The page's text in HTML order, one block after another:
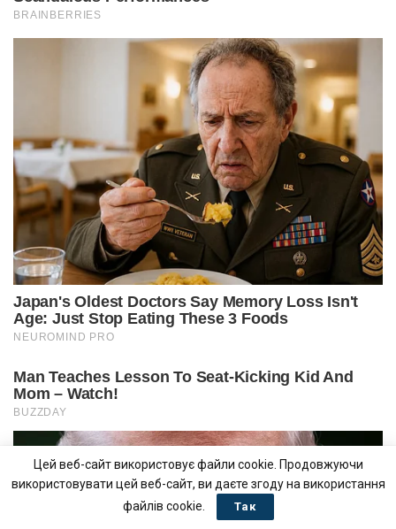
Цей веб-сайт використовує файли cookie. Продовжуючи
використовувати цей веб-сайт, ви даєте згоду на використання
файлів cookie.
Так